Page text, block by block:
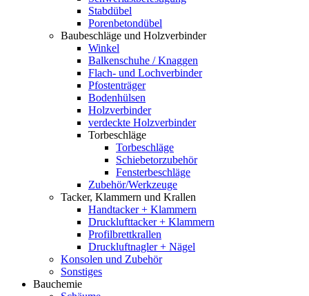
Stabdübel
Porenbetondübel
Baubeschläge und Holzverbinder
Winkel
Balkenschuhe / Knaggen
Flach- und Lochverbinder
Pfostenträger
Bodenhülsen
Holzverbinder
verdeckte Holzverbinder
Torbeschläge
Torbeschläge
Schiebetorzubehör
Fensterbeschläge
Zubehör/Werkzeuge
Tacker, Klammern und Krallen
Handtacker + Klammern
Drucklufttacker + Klammern
Profilbrettkrallen
Druckluftnagler + Nägel
Konsolen und Zubehör
Sonstiges
Bauchemie